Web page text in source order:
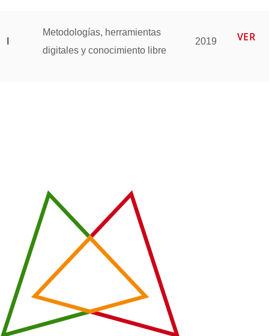
Metodologías, herramientas
digitales y conocimiento libre
2019 VER